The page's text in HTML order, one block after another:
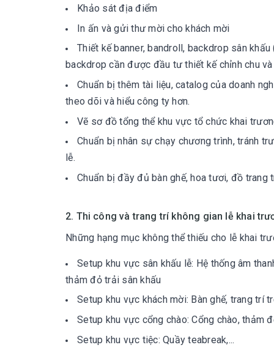
Khảo sát địa điểm
In ấn và gửi thư mời cho khách mời
Thiết kế banner, bandroll, backdrop sân
backdrop cần được đầu tư thiết kế chỉnh chu
Chuẩn bị thêm tài liệu, catalog của doanh
theo dõi và hiểu công ty hơn.
Vẽ sơ đồ tổng thể khu vực tổ chức khai
Chuẩn bị nhân sự chạy chương trình, tránh
lễ.
Chuẩn bị đầy đủ bàn ghế, hoa tươi, đồ trang
2. Thi công và trang trí không gian lễ khai
Những hạng mục không thể thiếu cho lễ khai
Setup khu vực sân khấu lễ: Hệ thống âm
thảm đỏ trải sân khấu
Setup khu vực khách mời: Bàn ghế, trang trí
Setup khu vực cổng chào: Cổng chào, thảm
Setup khu vực tiệc: Quầy teabreak,...